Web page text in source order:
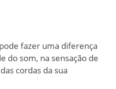
fazer uma diferença
do som, na sensação de
cordas da sua